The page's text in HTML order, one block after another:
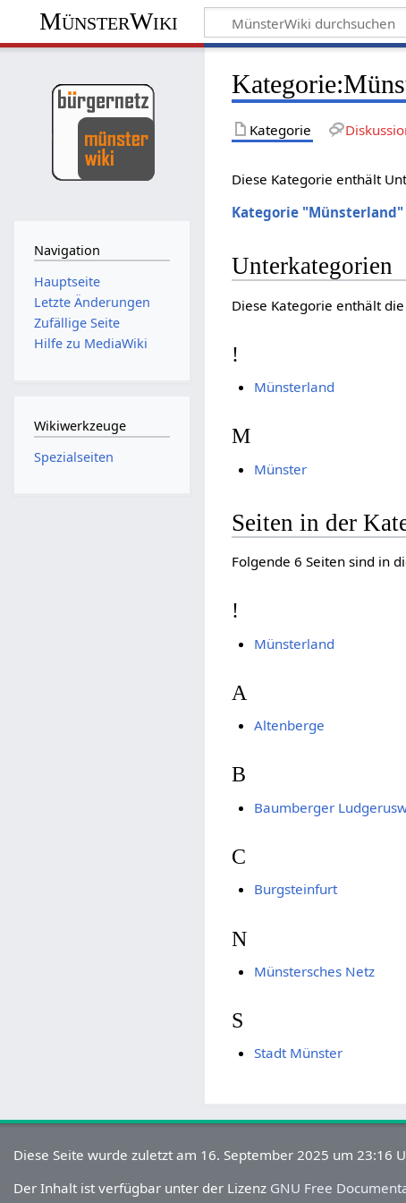
MünsterWiki
Kategorie
Diese Kategorie enthält
Kategorie
Unterkategorien
Diese Kategorie enthält
!
Münsterland
M
Münster
Seiten in der
Folgende 6 Seiten sind in
!
Münsterland
A
Altenberge
B
Baumberger
C
Burgsteinfurt
N
Münstersches Netz
S
Stadt Münster
Navigation
Hauptseite
Letzte Änderungen
Zufällige Seite
Hilfe zu MediaWiki
Wikiwerkzeuge
Spezialseiten
Diese Seite wurde zuletzt am 16. September 2025 um 23:16
Der Inhalt ist verfügbar unter der Lizenz GNU Free